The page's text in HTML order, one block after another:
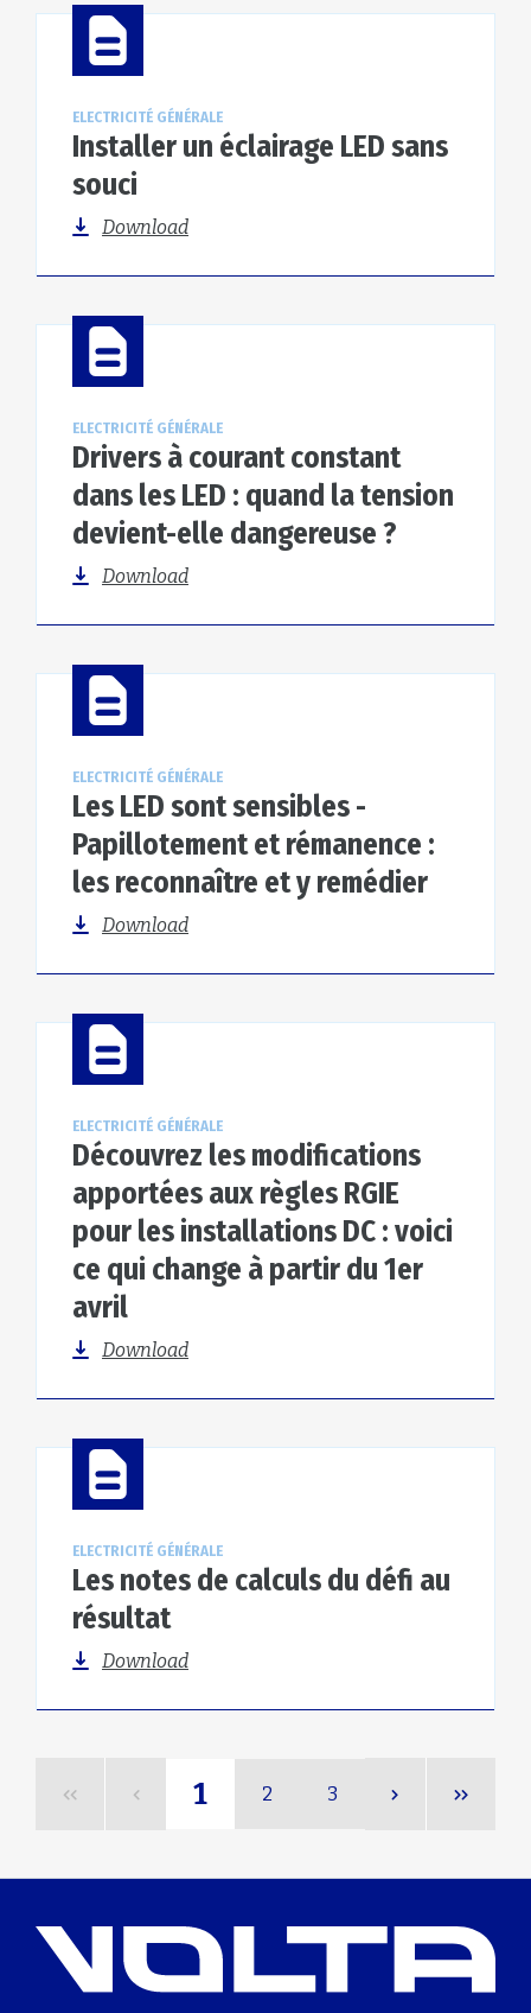
ELECTRICITÉ GÉNÉRALE
Installer un éclairage LED sans
souci
Download
ELECTRICITÉ GÉNÉRALE
Drivers à courant constant
dans les LED : quand la tension
devient-elle dangereuse ?
Download
ELECTRICITÉ GÉNÉRALE
Les LED sont sensibles -
Papillotement et rémanence :
les reconnaître et y remédier
Download
ELECTRICITÉ GÉNÉRALE
Découvrez les modifications
apportées aux règles RGIE
pour les installations DC : voici
ce qui change à partir du 1er
avril
Download
ELECTRICITÉ GÉNÉRALE
Les notes de calculs du défi au
résultat
Download
1 2 3